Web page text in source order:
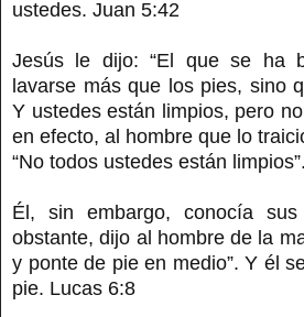
ustedes. Juan 5:42
Jesús le dijo: “El que se ha
lavarse más que los pies, sino
Y ustedes están limpios, pero
en efecto, al hombre que lo
“No todos ustedes están
Él, sin embargo, conocía sus
obstante, dijo al hombre de la
y ponte de pie en medio”. Y él
pie. Lucas 6:8